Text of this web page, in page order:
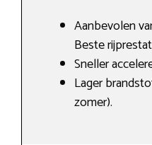
Aanbevolen
Beste
Sneller
Lager
zomer).